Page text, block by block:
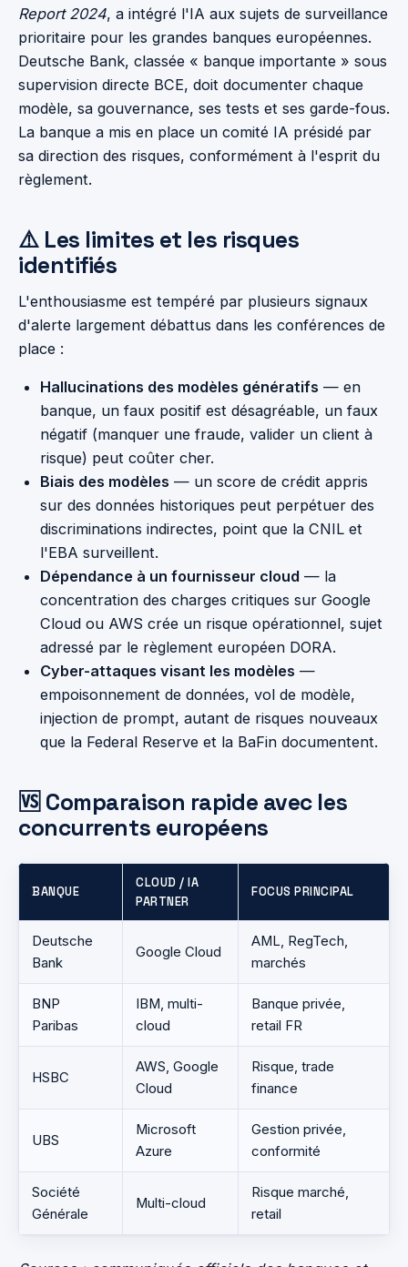
Report 2024, a intégré l'IA aux sujets de surveillance
prioritaire pour les grandes banques européennes.
Deutsche Bank, classée « banque importante » sous
supervision directe BCE, doit documenter chaque
modèle, sa gouvernance, ses tests et ses garde-fous.
La banque a mis en place un comité IA présidé par
sa direction des risques, conformément à l'esprit du
règlement.
⚠️ Les limites et les risques
identifiés
L'enthousiasme est tempéré par plusieurs signaux
d'alerte largement débattus dans les conférences de
place :
Hallucinations des modèles génératifs — en
banque, un faux positif est désagréable, un faux
négatif (manquer une fraude, valider un client à
risque) peut coûter cher.
Biais des modèles — un score de crédit appris
sur des données historiques peut perpétuer des
discriminations indirectes, point que la CNIL et
l'EBA surveillent.
Dépendance à un fournisseur cloud — la
concentration des charges critiques sur Google
Cloud ou AWS crée un risque opérationnel, sujet
adressé par le règlement européen DORA.
Cyber-attaques visant les modèles —
empoisonnement de données, vol de modèle,
injection de prompt, autant de risques nouveaux
que la Federal Reserve et la BaFin documentent.
🆚 Comparaison rapide avec les
concurrents européens
BANQUE
CLOUD / IA
PARTNER
FOCUS PRINCIPAL
Deutsche
Bank
Google Cloud
AML, RegTech,
marchés
BNP
Paribas
IBM, multi-
cloud
Banque privée,
retail FR
HSBC
AWS, Google
Cloud
Risque, trade
finance
UBS
Microsoft
Azure
Gestion privée,
conformité
Société
Générale
Multi-cloud
Risque marché,
retail